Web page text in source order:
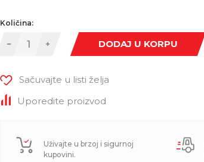
Količina:
DODAJ U KORPU
Sačuvajte u listi želja
Uporedite proizvod
Uživajte u brzoj i sigurnoj
kupovini.